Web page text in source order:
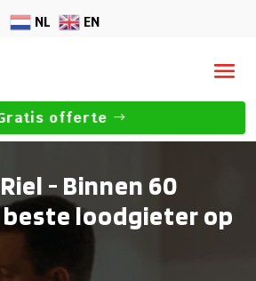
NL EN
offerte
- Binnen 60
loodgieter op